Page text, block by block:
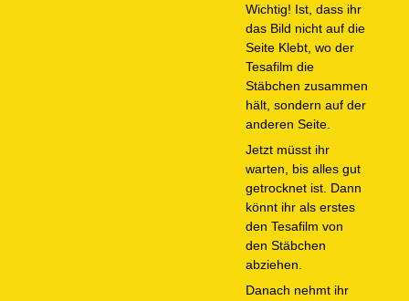
Wichtig! Ist, dass ihr
das Bild nicht auf die
Seite Klebt, wo der
Tesafilm die
Stäbchen zusammen
hält, sondern auf der
anderen Seite.
Jetzt müsst ihr
warten, bis alles gut
getrocknet ist. Dann
könnt ihr als erstes
den Tesafilm von
den Stäbchen
abziehen.
Danach nehmt ihr